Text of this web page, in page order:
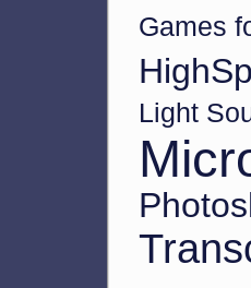
Games
Light